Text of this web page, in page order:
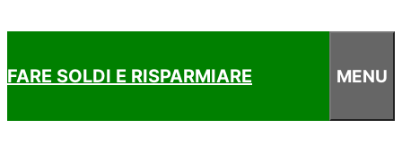
FARE SOLDI E RISPARMIARE MENU